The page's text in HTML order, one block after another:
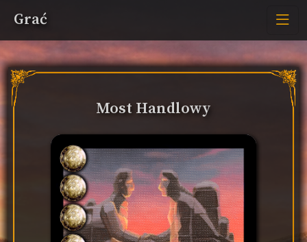
Grać
Most Handlowy